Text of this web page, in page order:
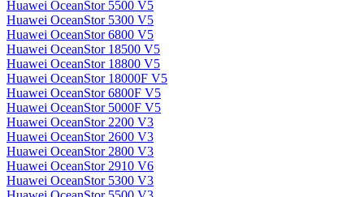
Huawei OceanStor 5500 V5
Huawei OceanStor 5300 V5
Huawei OceanStor 6800 V5
Huawei OceanStor 18500 V5
Huawei OceanStor 18800 V5
Huawei OceanStor 18000F V5
Huawei OceanStor 6800F V5
Huawei OceanStor 5000F V5
Huawei OceanStor 2200 V3
Huawei OceanStor 2600 V3
Huawei OceanStor 2800 V3
Huawei OceanStor 2910 V6
Huawei OceanStor 5300 V3